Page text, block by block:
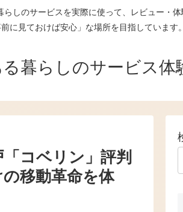
しのサービスを実際に使って、レビュー・
に見ておけば安心」な場所を目指しています。
暮らしのサービス体
コベリン」評判
移動革命を体